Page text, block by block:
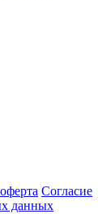
Согласие
данных